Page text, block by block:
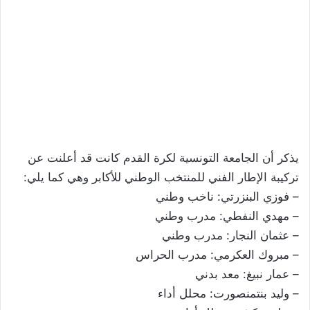
يذكر أن الجامعة التونسية لكرة القدم كانت قد أعلنت عن
تركيبة الإطار الفني للمنتخب الوطني للأكابر وهي كما يلي:
– فوزي البنزرتي: ناخب وطني
– مهدي النفطي: مدرب وطني
– عثمان النجار: مدرب وطني
– مبروك العكرمي: مدرب الحراس
– عمار نبيغ: معد بدني
– وليد بنتمنصورت: محلل أداء